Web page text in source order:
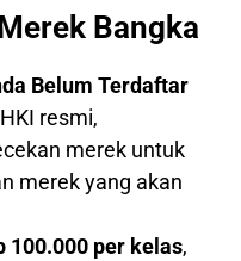
Bangka
Belum Terdaftar
resmi,
merek untuk
merek yang akan
100.000 per kelas,